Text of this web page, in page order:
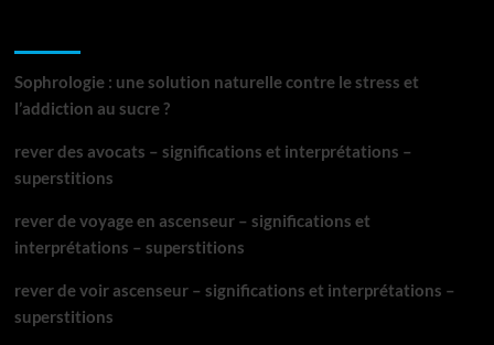
Sophrologie : une solution naturelle contre le stress et
l’addiction au sucre ?
rever des avocats – significations et interprétations –
superstitions
rever de voyage en ascenseur – significations et
interprétations – superstitions
rever de voir ascenseur – significations et interprétations –
superstitions